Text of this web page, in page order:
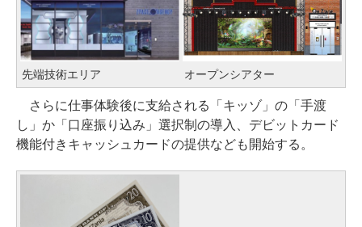
先端技術エリア オープンシアター
さらに仕事体験後に支給される「キッゾ」の「手渡
し」か「口座振り込み」選択制の導入、デビットカード
機能付きキャッシュカードの提供なども開始する。